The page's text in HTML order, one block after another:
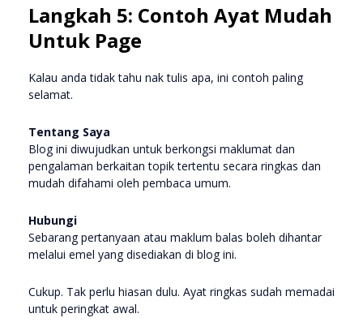
Langkah 5: Contoh Ayat Mudah
Untuk Page
Kalau anda tidak tahu nak tulis apa, ini contoh paling
selamat.
Tentang Saya
Blog ini diwujudkan untuk berkongsi maklumat dan
pengalaman berkaitan topik tertentu secara ringkas dan
mudah difahami oleh pembaca umum.
Hubungi
Sebarang pertanyaan atau maklum balas boleh dihantar
melalui emel yang disediakan di blog ini.
Cukup. Tak perlu hiasan dulu. Ayat ringkas sudah memadai
untuk peringkat awal.